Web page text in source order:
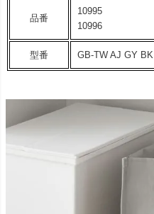
品番
10995
10996
型番 GB-TW AJ GY BK